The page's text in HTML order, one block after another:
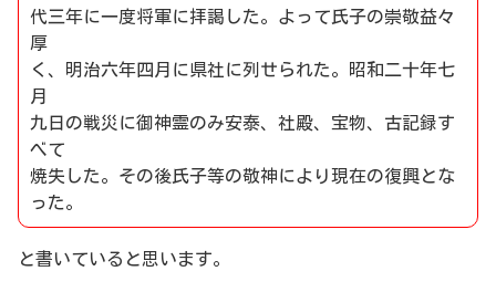
代三年に一度将軍に拝謁した。よって氏子の崇敬益々
厚
く、明治六年四月に県社に列せられた。昭和二十年七
月
九日の戦災に御神霊のみ安泰、社殿、宝物、古記録す
べて
焼失した。その後氏子等の敬神により現在の復興とな
った。
と書いていると思います。